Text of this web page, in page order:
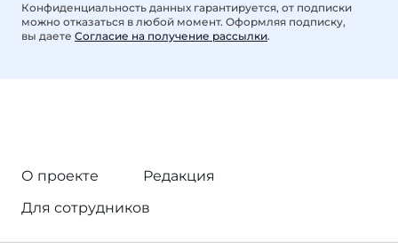
Конфиденциальность данных гарантируется, от подписки
можно отказаться в любой момент. Оформляя подписку,
вы даете Согласие на получение рассылки.
О проекте
Редакция
Для сотрудников